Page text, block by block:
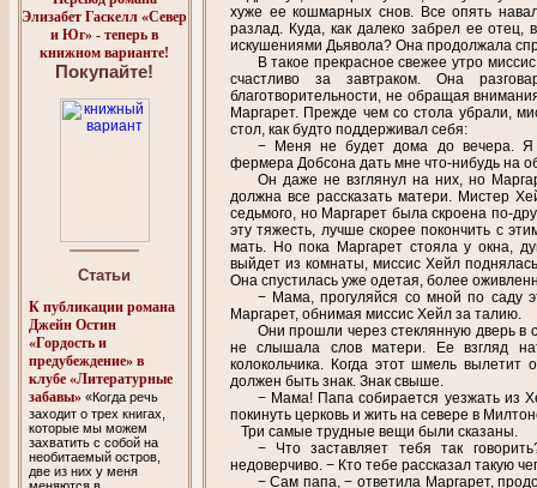
Элизабет Гаскелл «Север
и Юг» - теперь в
книжном варианте!
Покупайте!
Cтатьи
К публикации романа
Джейн Остин
«Гордость и
предубеждение» в
клубе «Литературные
забавы» «Когда речь
заходит о трех книгах,
которые мы можем
захватить с собой на
необитаемый остров,
две из них у меня
хуже ее кошмарных снов. Все опять
разлад. Куда, как далеко забрел ее
искушениями Дьявола? Она продолжала
В такое прекрасное свежее утро
счастливо за завтраком. Она
благотворительности, не обращая
Маргарет. Прежде чем со стола убрали,
стол, как будто поддерживал себя:
− Меня не будет дома до вечера.
фермера Добсона дать мне что-нибудь на
Он даже не взглянул на них, но
должна все рассказать матери. Мистер
седьмого, но Маргарет была скроена по-
эту тяжесть, лучше скорее покончить с
мать. Но пока Маргарет стояла у окна,
выйдет из комнаты, миссис Хейл
Она спустилась уже одетая, более
− Мама, прогуляйся со мной по саду
Маргарет, обнимая миссис Хейл за талию.
Они прошли через стеклянную дверь в
не слышала слов матери. Ее взгляд
колокольчика. Когда этот шмель
должен быть знак. Знак свыше.
− Мама! Папа собирается уезжать из
покинуть церковь и жить на севере в
Три самые трудные вещи были сказаны.
− Что заставляет тебя так
недоверчиво. − Кто тебе рассказал такую
− Сам папа, − ответила Маргарет,